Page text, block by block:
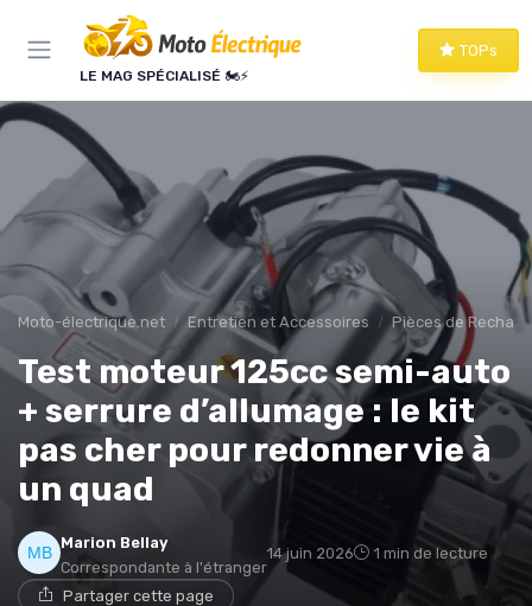
LE MAG SPÉCIALISÉ 🏍️⚡
TOPs
Moto-électrique.net Entretien et Accessoires Pièces de
Test moteur 125cc semi-auto
+ serrure d’allumage : le kit
pas cher pour redonner vie à
un quad
Marion Bellay
Correspondante à l'étranger
14 juin 2026 1 min de lecture
Partager cette page
Panneau de gestion des cookies